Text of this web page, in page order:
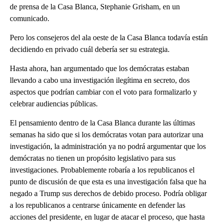
de prensa de la Casa Blanca, Stephanie Grisham, en un
comunicado.
Pero los consejeros del ala oeste de la Casa Blanca todavía están
decidiendo en privado cuál debería ser su estrategia.
Hasta ahora, han argumentado que los demócratas estaban
llevando a cabo una investigación ilegítima en secreto, dos
aspectos que podrían cambiar con el voto para formalizarlo y
celebrar audiencias públicas.
El pensamiento dentro de la Casa Blanca durante las últimas
semanas ha sido que si los demócratas votan para autorizar una
investigación, la administración ya no podrá argumentar que los
demócratas no tienen un propósito legislativo para sus
investigaciones. Probablemente robaría a los republicanos el
punto de discusión de que esta es una investigación falsa que ha
negado a Trump sus derechos de debido proceso. Podría obligar
a los republicanos a centrarse únicamente en defender las
acciones del presidente, en lugar de atacar el proceso, que hasta